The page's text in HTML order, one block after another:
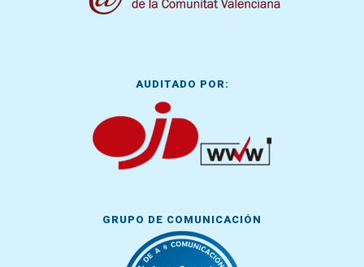
AUDITADO POR:
GRUPO DE COMUNICACIÓN